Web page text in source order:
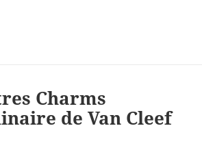
Charms
de Van Cleef